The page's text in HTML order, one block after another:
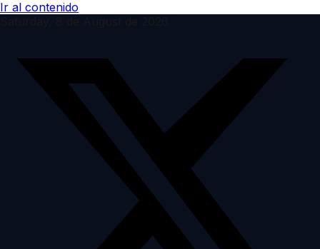
Ir al contenido